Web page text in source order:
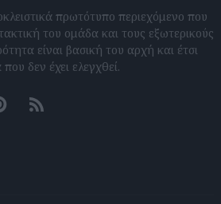
πρωτότυπο περιεχόμενο που
του ομάδα και τους εξωτερικούς
είναι βασική του αρχή και έτσι
δεν έχει ελεγχθεί.
RSS feeds